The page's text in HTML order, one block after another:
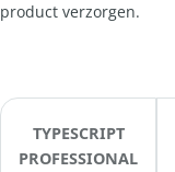
product verzorgen.
TYPESCRIPT
PROFESSIONAL